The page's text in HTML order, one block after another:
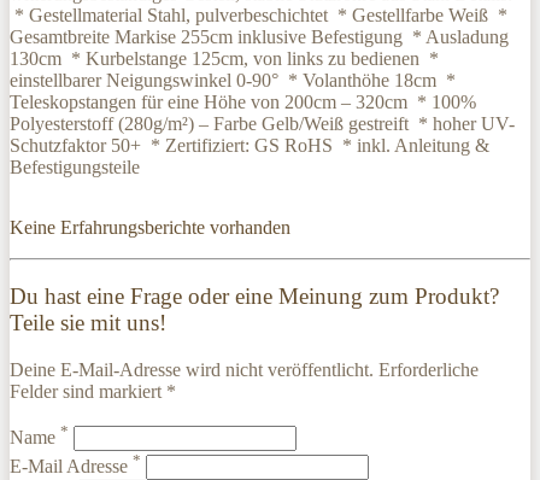
* Gestellmaterial Stahl, pulverbeschichtet * Gestellfarbe Weiß *
Gesamtbreite Markise 255cm inklusive Befestigung * Ausladung
130cm * Kurbelstange 125cm, von links zu bedienen *
einstellbarer Neigungswinkel 0-90° * Volanthöhe 18cm *
Teleskopstangen für eine Höhe von 200cm – 320cm * 100%
Polyesterstoff (280g/m²) – Farbe Gelb/Weiß gestreift * hoher UV-
Schutzfaktor 50+ * Zertifiziert: GS RoHS * inkl. Anleitung &
Befestigungsteile
Keine Erfahrungsberichte vorhanden
Du hast eine Frage oder eine Meinung zum Produkt?
Teile sie mit uns!
Deine E-Mail-Adresse wird nicht veröffentlicht. Erforderliche
Felder sind markiert *
Name *
E-Mail Adresse *